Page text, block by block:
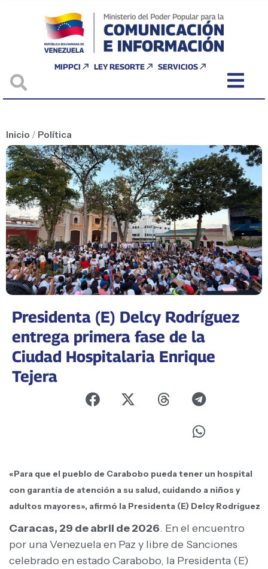
MIPPCI LEY RESORTE SERVICIOS
Inicio / Política
Presidenta (E) Delcy Rodríguez
entrega primera fase de la
Ciudad Hospitalaria Enrique
Tejera
«Para que el pueblo de Carabobo pueda tener un hospital
con garantía de atención a su salud, cuidando a niños y
adultos mayores», afirmó la Presidenta (E) Delcy Rodríguez
Caracas, 29 de abril de 2026. En el encuentro
por una Venezuela en Paz y libre de Sanciones
celebrado en estado Carabobo, la Presidenta (E)